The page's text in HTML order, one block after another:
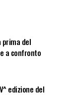
prima del
a confronto
edizione del